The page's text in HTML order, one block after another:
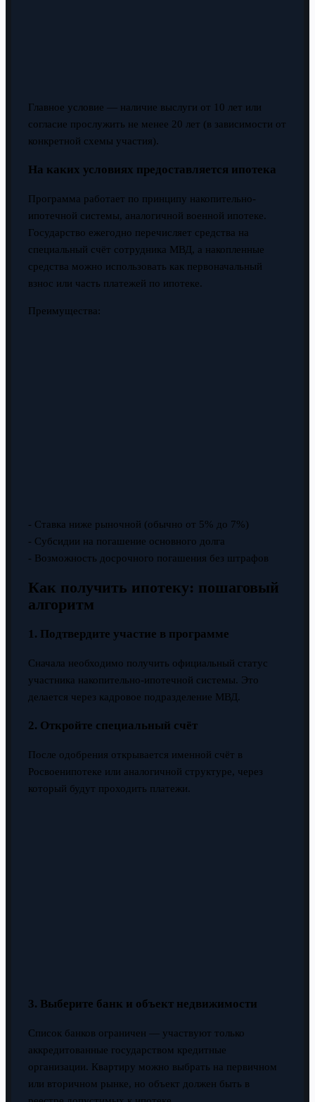
Главное условие — наличие выслуги от 10 лет или
согласие прослужить не менее 20 лет (в зависимости от
конкретной схемы участия).
На каких условиях предоставляется ипотека
Программа работает по принципу накопительно-
ипотечной системы, аналогичной военной ипотеке.
Государство ежегодно перечисляет средства на
специальный счёт сотрудника МВД, а накопленные
средства можно использовать как первоначальный
взнос или часть платежей по ипотеке.
Преимущества:
- Ставка ниже рыночной (обычно от 5% до 7%)
- Субсидии на погашение основного долга
- Возможность досрочного погашения без штрафов
Как получить ипотеку: пошаговый
алгоритм
1. Подтвердите участие в программе
Сначала необходимо получить официальный статус
участника накопительно-ипотечной системы. Это
делается через кадровое подразделение МВД.
2. Откройте специальный счёт
После одобрения открывается именной счёт в
Росвоенипотеке или аналогичной структуре, через
который будут проходить платежи.
3. Выберите банк и объект недвижимости
Список банков ограничен — участвуют только
аккредитованные государством кредитные
организации. Квартиру можно выбрать на первичном
или вторичном рынке, но объект должен быть в